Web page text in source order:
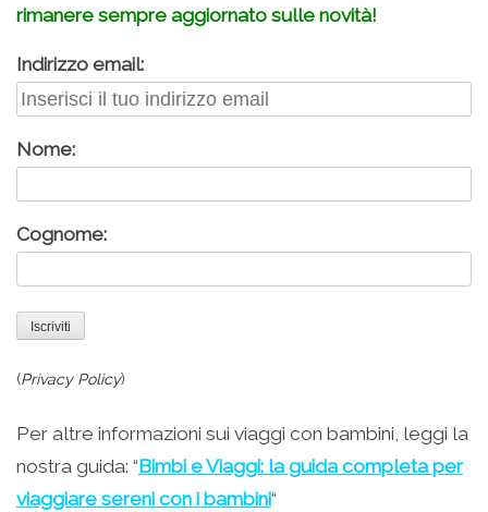
rimanere sempre aggiornato sulle novità!
Indirizzo email:
Nome:
Cognome:
(Privacy Policy)
Per altre informazioni sui viaggi con bambini, leggi la
nostra guida: “Bimbi e Viaggi: la guida completa per
viaggiare sereni con i bambini“